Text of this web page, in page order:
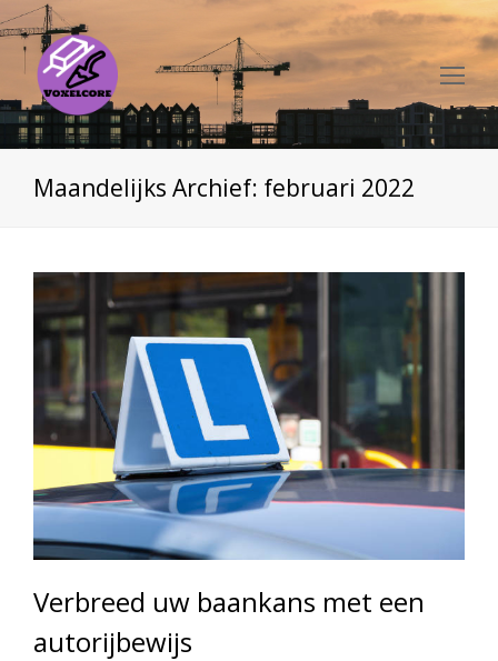
Maandelijks Archief: februari 2022
Verbreed uw baankans met een
autorijbewijs